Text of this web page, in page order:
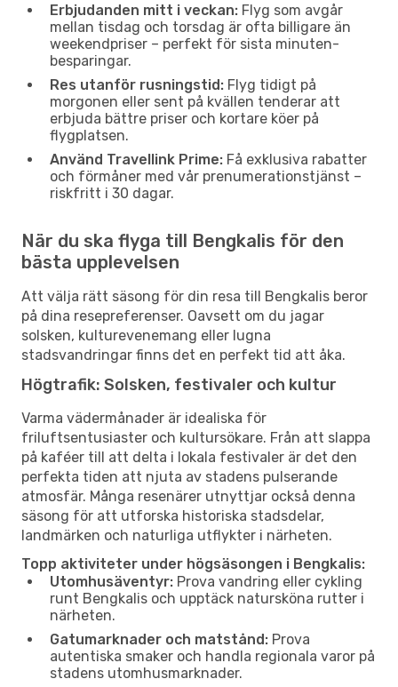
Erbjudanden mitt i veckan: Flyg som avgår
mellan tisdag och torsdag är ofta billigare än
weekendpriser – perfekt för sista minuten-
besparingar.
Res utanför rusningstid: Flyg tidigt på
morgonen eller sent på kvällen tenderar att
erbjuda bättre priser och kortare köer på
flygplatsen.
Använd Travellink Prime: Få exklusiva rabatter
och förmåner med vår prenumerationstjänst –
riskfritt i 30 dagar.
När du ska flyga till Bengkalis för den
bästa upplevelsen
Att välja rätt säsong för din resa till Bengkalis beror
på dina resepreferenser. Oavsett om du jagar
solsken, kulturevenemang eller lugna
stadsvandringar finns det en perfekt tid att åka.
Högtrafik: Solsken, festivaler och kultur
Varma vädermånader är idealiska för
friluftsentusiaster och kultursökare. Från att slappa
på kaféer till att delta i lokala festivaler är det den
perfekta tiden att njuta av stadens pulserande
atmosfär. Många resenärer utnyttjar också denna
säsong för att utforska historiska stadsdelar,
landmärken och naturliga utflykter i närheten.
Topp aktiviteter under högsäsongen i Bengkalis:
Utomhusäventyr: Prova vandring eller cykling
runt Bengkalis och upptäck natursköna rutter i
närheten.
Gatumarknader och matstånd: Prova
autentiska smaker och handla regionala varor på
stadens utomhusmarknader.